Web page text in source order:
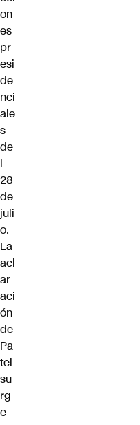
on
es
pr
esi
de
nci
ale
s
de
l
28
de
juli
o.
La
acl
ar
aci
ón
de
Pa
tel
su
rg
e